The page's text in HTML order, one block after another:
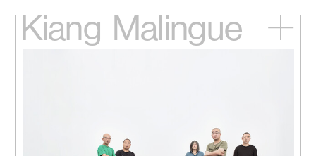
Kiang Malingue
關於我們